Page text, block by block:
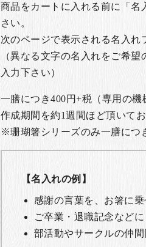
商品をカートに入れる前に「名
さい。
次のページで表示される名入れ
（異なる文字の名入れをご希
入力下さい）
一膳につき400円+税（専用の機
作成期間を約1週間ほど頂いてお
※珊瑚箸シリーズのみ一膳につ
【名入れの例】
感謝の言葉を、お箸に乗
ご卒業・退職記念などに
部活動やサークルの仲